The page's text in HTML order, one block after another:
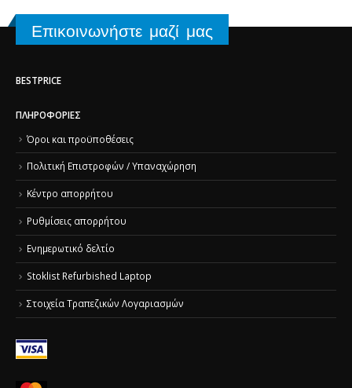
Επικοινωνήστε μαζί μας
BESTPRICE
ΠΛΗΡΟΦΟΡΊΕΣ
Όροι και προϋποθέσεις
Πολιτική Επιστροφών / Υπαναχώρηση
Κέντρο απορρήτου
Ρυθμίσεις απορρήτου
Ενημερωτικό δελτίο
Stoklist Refurbished Laptop
Στοιχεία Τραπεζικών Λογαριασμών